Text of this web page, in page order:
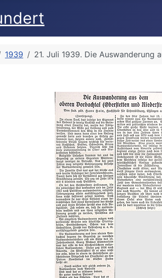
1939 21. Juli 1939. Die